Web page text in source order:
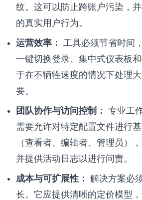
纹。这可以防止跨账户污染，
的真实用户行为。
运营效率：
工具必须节省时间
一键切换登录、集中式仪表板
于在不牺牲速度的情况下处理
要。
团队协作与访问控制： 专业工
需要允许对特定配置文件进行
（查看者、编辑者、管理员）
并提供活动日志以进行问责。
成本与可扩展性： 解决方案必
长。它应提供清晰的定价模型